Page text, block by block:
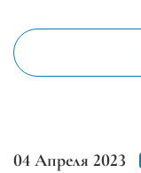
04 Апреля 2023